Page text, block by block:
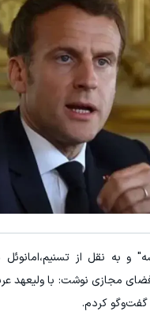
و به نقل از
مجازی نوشت: با ولیعهد
کردم.